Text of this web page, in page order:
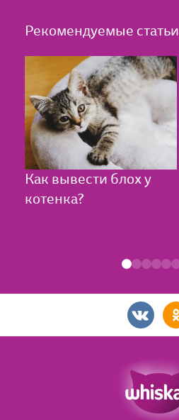
Рекомендуемые статьи
Как вывести блох у
котенка?